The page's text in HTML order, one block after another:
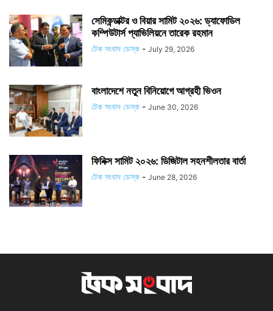
সেমিকন্ডাক্টর ও বিয়ার সামিট ২০২৬: ড্যাফোডিল
কম্পিউটার্স প্যাভিলিয়নে তারেক রহমান
টেক সংবাদ ডেস্ক - July 29, 2026
বাংলাদেশে নতুন বিনিয়োগে আগ্রহী ভিওন
টেক সংবাদ ডেস্ক - June 30, 2026
ফিনিক্স সামিট ২০২৬: ডিজিটাল সহনশীলতার বার্তা
টেক সংবাদ ডেস্ক - June 28, 2026